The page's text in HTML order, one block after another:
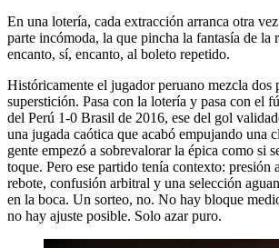
En una lotería, cada extracción arranca otra
parte incómoda, la que pincha la fantasía de la
encanto, sí, encanto, al boleto repetido.
Históricamente el jugador peruano mezcla dos
superstición. Pasa con la lotería y pasa con el
del Perú 1-0 Brasil de 2016, ese del gol
una jugada caótica que acabó empujando una
gente empezó a sobrevalorar la épica como si
toque. Pero ese partido tenía contexto: presión
rebote, confusión arbitral y una selección
en la boca. Un sorteo, no. No hay bloque
no hay ajuste posible. Solo azar puro.